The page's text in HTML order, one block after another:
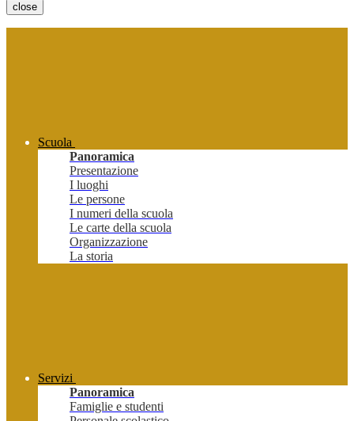
close
Scuola
Panoramica
Presentazione
I luoghi
Le persone
I numeri della scuola
Le carte della scuola
Organizzazione
La storia
Servizi
Panoramica
Famiglie e studenti